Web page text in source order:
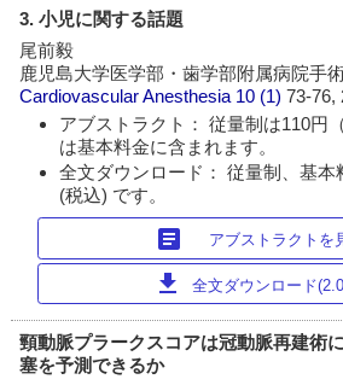
3. 小児に関する話題
尾前毅
鹿児島大学医学部・歯学部附属病院手
Cardiovascular Anesthesia 10 (1)73-76,
アブストラクト： 従量制は110円
は基本料金に含まれます。
全文ダウンロード： 従量制、基本
(税込) です。
article アブストラクトを
download 全文ダウンロード
頸動脈プラークスコアは冠動脈再建術
塞を予測できるか